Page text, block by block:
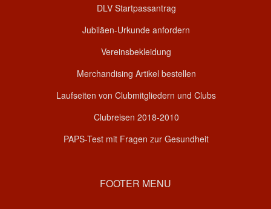
DLV Startpassantrag
Jubiläen-Urkunde anfordern
Vereinsbekleidung
Merchandising Artikel bestellen
Laufseiten von Clubmitgliedern und Clubs
Clubreisen 2018-2010
PAPS-Test mit Fragen zur Gesundheit
FOOTER MENU